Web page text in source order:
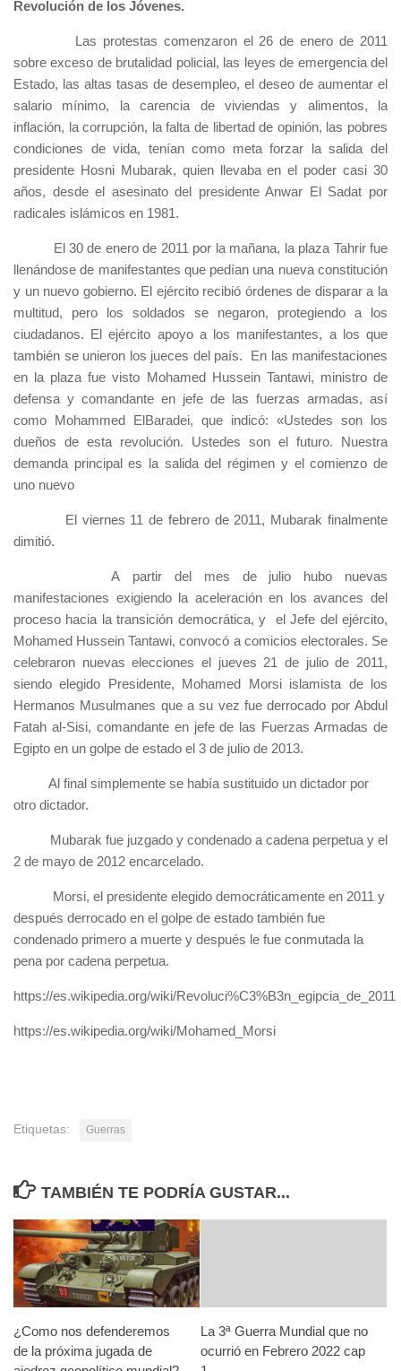
Revolución de los Jóvenes.
Las protestas comenzaron el 26 de enero de 2011
sobre exceso de brutalidad policial, las leyes de emergencia del
Estado, las altas tasas de desempleo, el deseo de aumentar el
salario mínimo, la carencia de viviendas y alimentos, la
inflación, la corrupción, la falta de libertad de opinión, las pobres
condiciones de vida, tenían como meta forzar la salida del
presidente Hosni Mubarak, quien llevaba en el poder casi 30
años, desde el asesinato del presidente Anwar El Sadat por
radicales islámicos en 1981.
El 30 de enero de 2011 por la mañana, la plaza Tahrir fue
llenándose de manifestantes que pedían una nueva constitución
y un nuevo gobierno. El ejército recibió órdenes de disparar a la
multitud, pero los soldados se negaron, protegiendo a los
ciudadanos. El ejército apoyo a los manifestantes, a los que
también se unieron los jueces del país. En las manifestaciones
en la plaza fue visto Mohamed Hussein Tantawi, ministro de
defensa y comandante en jefe de las fuerzas armadas, así
como Mohammed ElBaradei, que indicó: «Ustedes son los
dueños de esta revolución. Ustedes son el futuro. Nuestra
demanda principal es la salida del régimen y el comienzo de
uno nuevo
El viernes 11 de febrero de 2011, Mubarak finalmente
dimitió.
A partir del mes de julio hubo nuevas
manifestaciones exigiendo la aceleración en los avances del
proceso hacia la transición democrática, y el Jefe del ejército,
Mohamed Hussein Tantawi, convocó a comicios electorales. Se
celebraron nuevas elecciones el jueves 21 de julio de 2011,
siendo elegido Presidente, Mohamed Morsi islamista de los
Hermanos Musulmanes que a su vez fue derrocado por Abdul
Fatah al-Sisi, comandante en jefe de las Fuerzas Armadas de
Egipto en un golpe de estado el 3 de julio de 2013.
Al final simplemente se había sustituido un dictador por
otro dictador.
Mubarak fue juzgado y condenado a cadena perpetua y el
2 de mayo de 2012 encarcelado.
Morsi, el presidente elegido democráticamente en 2011 y
después derrocado en el golpe de estado también fue
condenado primero a muerte y después le fue conmutada la
pena por cadena perpetua.
https://es.wikipedia.org/wiki/Revoluci%C3%B3n_egipcia_de_2011
https://es.wikipedia.org/wiki/Mohamed_Morsi
Etiquetas: Guerras
TAMBIÉN TE PODRÍA GUSTAR...
¿Como nos defenderemos
de la próxima jugada de
La 3ª Guerra Mundial que no
ocurrió en Febrero 2022 cap